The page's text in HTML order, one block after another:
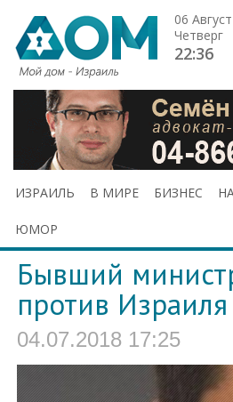
06 Август
Четверг
22:36
ИЗРАИЛЬ В МИРЕ БИЗНЕС
ЮМОР
Бывший
против Израиля
04.07.2018 17:25